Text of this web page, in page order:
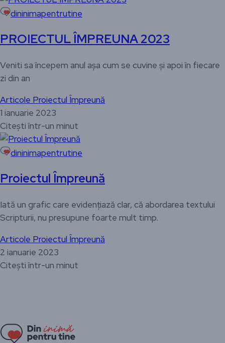
dininimapentrutine
PROIECTUL ÎMPREUNA 2023
Veniti sa începem anul așa cum se cuvine și apoi în fiecare
zi din an
Articole Proiectul Împreună
1 ianuarie 2023
Citești într-un minut
dininimapentrutine
Proiectul Împreună
Iată un grafic care evidențiază clar, că abordarea textului
Scripturii, nu presupune foarte mult timp.
Articole Proiectul Împreună
2 ianuarie 2023
Citești într-un minut